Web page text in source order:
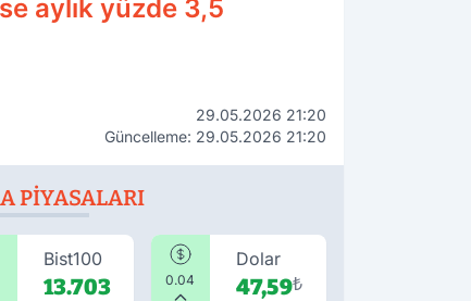
aylık yüzde 3,5
29.05.2026 21:20
Güncelleme: 29.05.2026 21:20
PIYASALARI
Bist100
13.703 0.04
Dolar
47,59₺